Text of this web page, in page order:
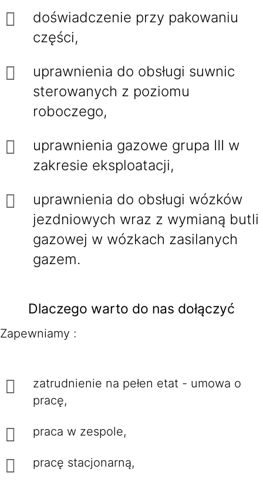
doświadczenie przy pakowaniu
części,
uprawnienia do obsługi suwnic
sterowanych z poziomu
roboczego,
uprawnienia gazowe grupa III w
zakresie eksploatacji,
uprawnienia do obsługi wózków
jezdniowych wraz z wymianą butli
gazowej w wózkach zasilanych
gazem.
Dlaczego warto do nas dołączyć
Zapewniamy :
zatrudnienie na pełen etat - umowa o
pracę,
praca w zespole,
pracę stacjonarną,